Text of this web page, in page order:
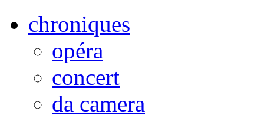
chroniques
opéra
concert
da camera